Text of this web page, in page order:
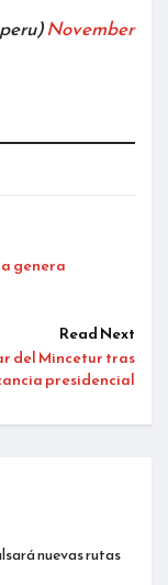
November
genera
Read Next
del Mincetur tras
presidencial
nuevas rutas